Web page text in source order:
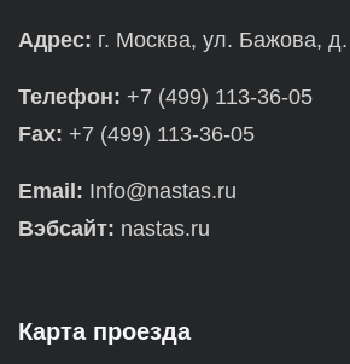
Адрес: г. Москва, ул. Бажова,
Телефон: +7 (499) 113-36-05
Fax: +7 (499) 113-36-05
Email: Info@nastas.ru
Вэбсайт: nastas.ru
Карта проезда